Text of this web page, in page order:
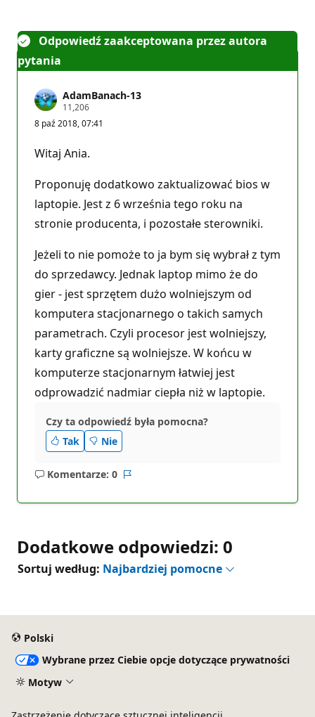
Odpowiedź zaakceptowana przez autora
pytania
AdamBanach-13
11,206P
n
y
e
p
u
t
a
i
8 paź 2018, 07:41
Witaj Ania.
Proponuję dodatkowo zaktualizować bios w
laptopie. Jest z 6 września tego roku na
stronie producenta, i pozostałe sterowniki.
Jeżeli to nie pomoże to ja bym się wybrał z tym
do sprzedawcy. Jednak laptop mimo że do
gier - jest sprzętem dużo wolniejszym od
komputera stacjonarnego o takich samych
parametrach. Czyli procesor jest wolniejszy,
karty graficzne są wolniejsze. W końcu w
komputerze stacjonarnym łatwiej jest
odprowadzić nadmiar ciepła niż w laptopie.
Czy ta odpowiedź była pomocna?
Tak
Nie
Komentarze: 0
Brak
Dodatkowe odpowiedzi: 0
Sortuj według: Najbardziej pomocne
Polski
Wybrane przez Ciebie opcje dotyczące prywatności
Motyw